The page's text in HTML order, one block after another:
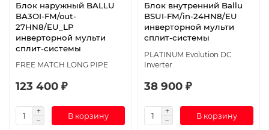
Блок наружный BALLU
BA3OI-FM/out-
27HN8/EU_LP
инверторной мульти
сплит-системы
FREE MATCH LONG PIPE
123 400 ₽
В корзину
Блок внутренний Ballu
BSUI-FM/in-24HN8/EU
инверторной мульти
сплит-системы
PLATINUM Evolution DC
Inverter
38 900 ₽
В корзину